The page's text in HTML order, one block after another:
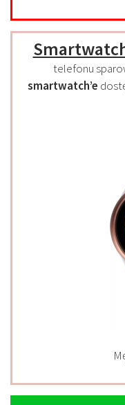
telefonu
smartwatch’e